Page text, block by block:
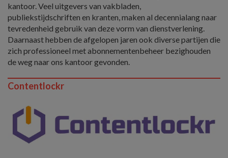
kantoor. Veel uitgevers van vakbladen,
publiekstijdschriften en kranten, maken al decennialang naar
tevredenheid gebruik van deze vorm van dienstverlening.
Daarnaast hebben de afgelopen jaren ook diverse partijen die
zich professioneel met abonnementenbeheer bezighouden
de weg naar ons kantoor gevonden.
Contentlockr